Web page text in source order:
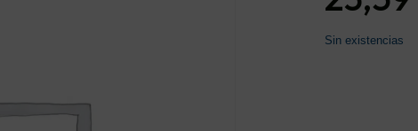
Sin existencias